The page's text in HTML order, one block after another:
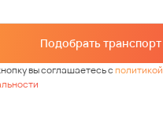
Подобрать транспорт
вы соглашаетесь сполитикой